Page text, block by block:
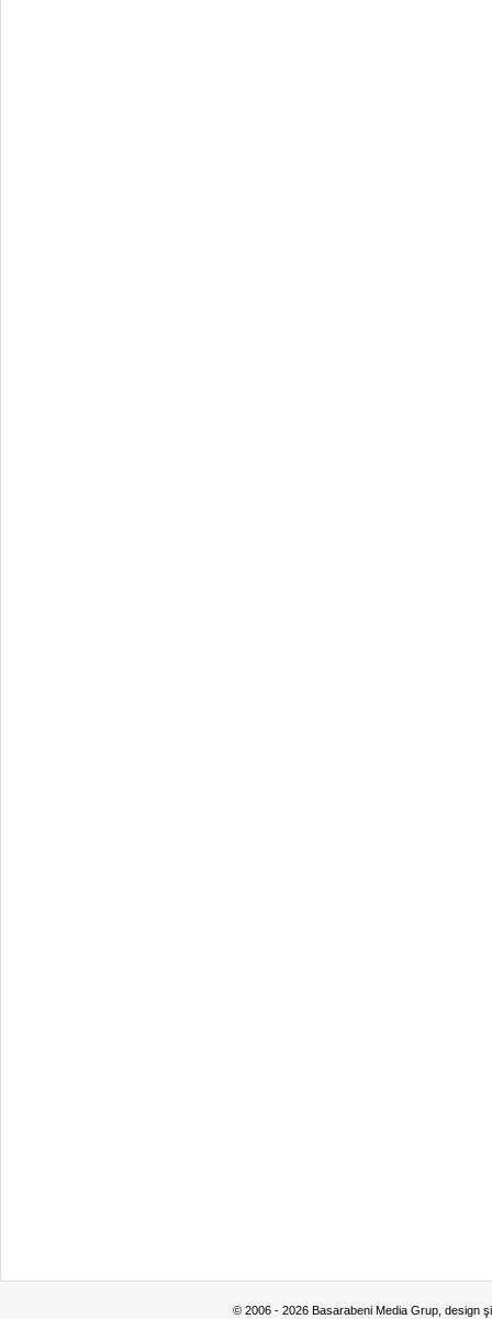
© 2006 - 2026 Basarabeni Media Grup, design